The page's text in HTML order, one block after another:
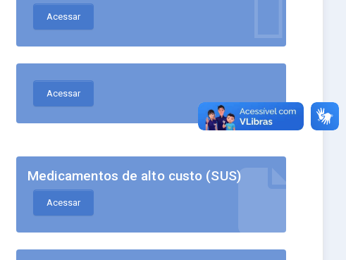
Acessar
Acessar
Medicamentos de alto custo (SUS)
Acessar